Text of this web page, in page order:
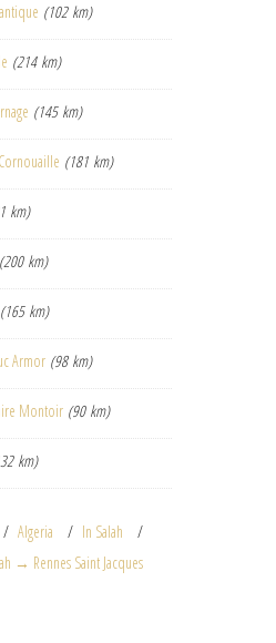
(102 km)
(214 km)
(145 km)
(181 km)
km)
(200 km)
(165 km)
Armor (98 km)
Montoir (90 km)
km)
Algeria
In Salah
→ Rennes Saint Jacques